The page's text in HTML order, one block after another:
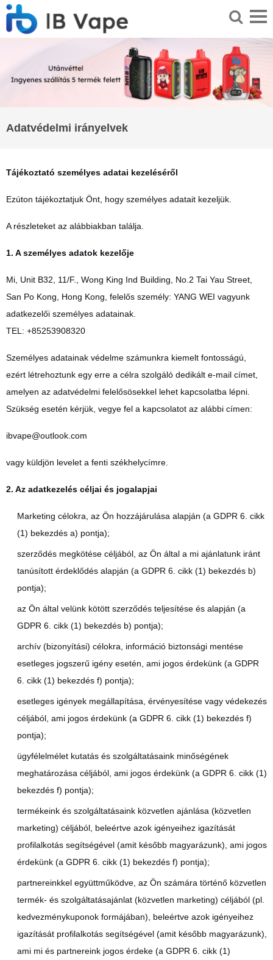
Adatvédelmi irányelvek
Tájékoztató személyes adatai kezeléséről
Ezúton tájékoztatjuk Önt, hogy személyes adatait kezeljük.
A részleteket az alábbiakban találja.
1. A személyes adatok kezelője
Mi, Unit B32, 11/F., Wong King Ind Building, No.2 Tai Yau Street,
San Po Kong, Hong Kong, felelős személy: YANG WEI vagyunk
adatkezelői személyes adatainak.
TEL: +85253908320
Személyes adatainak védelme számunkra kiemelt fontosságú,
ezért létrehoztunk egy erre a célra szolgáló dedikált e-mail címet,
amelyen az adatvédelmi felelősösekkel lehet kapcsolatba lépni.
Szükség esetén kérjük, vegye fel a kapcsolatot az alábbi címen:
ibvape@outlook.com
vagy küldjön levelet a fenti székhelycímre.
2. Az adatkezelés céljai és jogalapjai
Marketing célokra, az Ön hozzájárulása alapján (a GDPR 6. cikk
(1) bekezdés a) pontja);
szerződés megkötése céljából, az Ön által a mi ajánlatunk iránt
tanúsított érdeklődés alapján (a GDPR 6. cikk (1) bekezdés b)
pontja);
az Ön által velünk kötött szerződés teljesítése és alapján (a
GDPR 6. cikk (1) bekezdés b) pontja);
archív (bizonyítási) célokra, információ biztonsági mentése
esetleges jogszerű igény esetén, ami jogos érdekünk (a GDPR
6. cikk (1) bekezdés f) pontja);
esetleges igények megállapítása, érvényesítése vagy védekezés
céljából, ami jogos érdekünk (a GDPR 6. cikk (1) bekezdés f)
pontja);
ügyfélelmélet kutatás és szolgáltatásaink minőségének
meghatározása céljából, ami jogos érdekünk (a GDPR 6. cikk (1)
bekezdés f) pontja);
termékeink és szolgáltatásaink közvetlen ajánlása (közvetlen
marketing) céljából, beleértve azok igényeihez igazítását
profilalkotás segítségével (amit később magyarázunk), ami jogos
érdekünk (a GDPR 6. cikk (1) bekezdés f) pontja);
partnereinkkel együttműködve, az Ön számára történő közvetlen
termék- és szolgáltatásajánlat (közvetlen marketing) céljából (pl.
kedvezménykuponok formájában), beleértve azok igényeihez
igazítását profilalkotás segítségével (amit később magyarázunk),
ami mi és partnereink jogos érdeke (a GDPR 6. cikk (1)